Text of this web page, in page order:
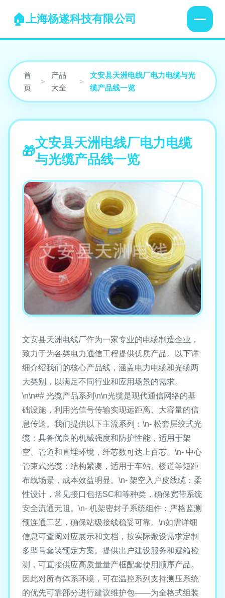
上海杨遂科技有限公司
首
页
>
产品
大全
>
文安县天洲电线厂电力电缆与光
缆产品线一览
文安县天洲电线厂电力电缆
与光缆产品线一览
文安县天洲电线厂作为一家专业的电缆制造企业，
致力于为各类电力通信工程提供优质产品。以下详
细介绍我们的核心产品线，涵盖电力电缆和光缆两
大类别，以满足不同行业和应用场景的需求。
\n\n## 光缆产品系列\n\n光缆是现代通信网络的基
础设施，利用光信号传输实现远距离、大容量的信
息传送。我们提供以下主流系列：\n- 松套层绞式光
缆：具备优良的机械强度和防护性能，适用于架
空、管道和直埋环境，纤芯数可达上百芯。\n- 中心
管束式光缆：结构紧凑，适用于车站、楼道等短距
布线场景，成本效益明显。\n- 架空入户皮线缆：柔
性设计，常见接口包括SC和等种类，确保宽带系统
安全流通无阻。\n- 机架密封子系统组件：严格监测
预连通工艺，确保站级接线稳妥可靠。\n如需详细
信息可查阅对应展示和文档，按实际敷设需求定制
多型号套装预定方案。提供出户建设服务和避箱检
测，可直接供应高质量量产框配套使用顺序产品。
因此对所有体系环境，可在温控系列支持测压系统
的优先可靠部分进行建议维护包——为全格式组装